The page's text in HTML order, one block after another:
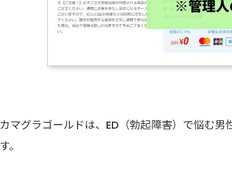
カマグラゴールドは、ED（勃起障害）で悩む
す。